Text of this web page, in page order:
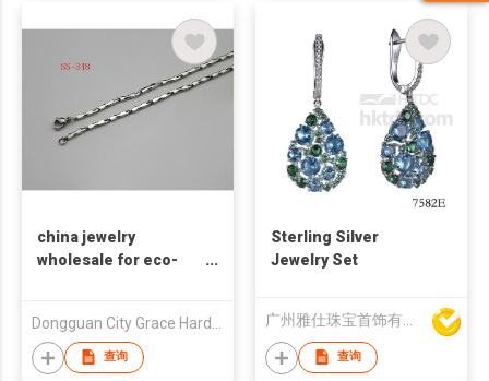
china jewelry
wholesale for eco-
查询
Sterling Silver
Jewelry Set
查询